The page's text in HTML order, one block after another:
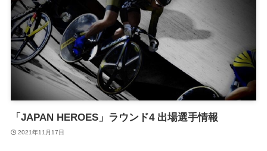
「JAPAN HEROES」ラウンド4 出場選手情報
2021年11月17日